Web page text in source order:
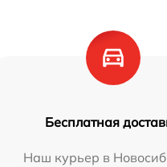
Бесплатная
Наш курьер в